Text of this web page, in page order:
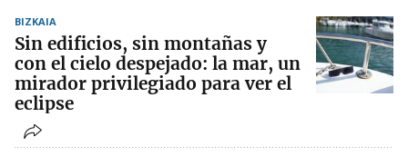
BIZKAIA
Sin edificios, sin montañas y
con el cielo despejado: la mar, un
mirador privilegiado para ver el
eclipse